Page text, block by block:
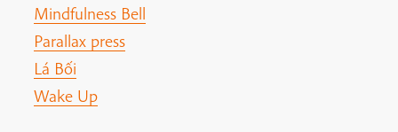
Mindfulness Bell
Parallax press
Lá Bối
Wake Up